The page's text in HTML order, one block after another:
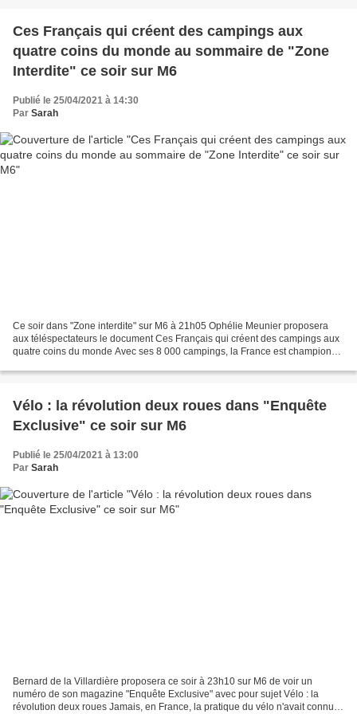
Ces Français qui créent des campings aux
quatre coins du monde au sommaire de "Zone
Interdite" ce soir sur M6
Publié le 25/04/2021 à 14:30
Par Sarah
Ce soir dans "Zone interdite" sur M6 à 21h05 Ophélie Meunier proposera
aux téléspectateurs le document Ces Français qui créent des campings aux
quatre coins du monde Avec ses 8 000 campings, la France est championne
Vélo : la révolution deux roues dans "Enquête
Exclusive" ce soir sur M6
Publié le 25/04/2021 à 13:00
Par Sarah
Bernard de la Villardière proposera ce soir à 23h10 sur M6 de voir un
numéro de son magazine "Enquête Exclusive" avec pour sujet Vélo : la
révolution deux roues Jamais, en France, la pratique du vélo n'avait connu